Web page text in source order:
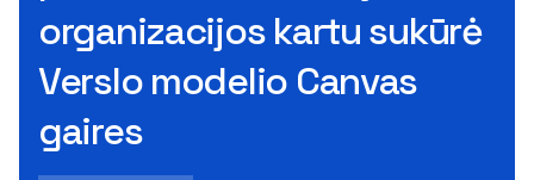
organizacijos kartu sukūrė
Verslo modelio Canvas
gaires